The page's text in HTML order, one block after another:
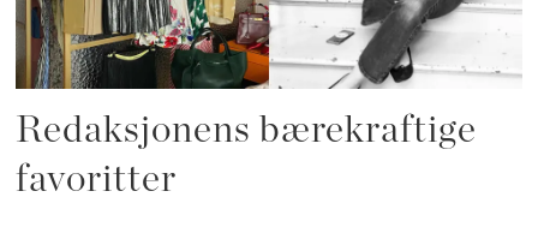
Redaksjonens bærekraftige
favoritter